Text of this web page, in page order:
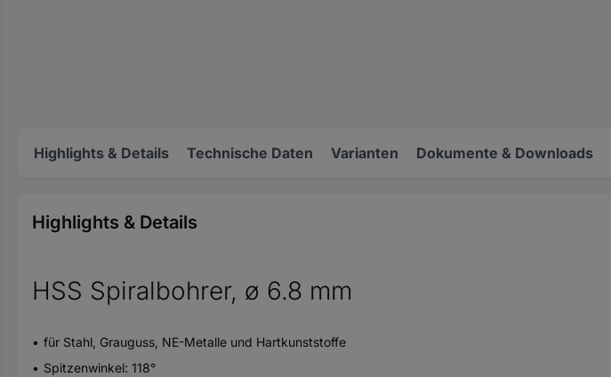
Highlights & Details Technische Daten Varianten Dokumente & Downloads
Highlights & Details
HSS Spiralbohrer, ø 6.8 mm
für Stahl, Grauguss, NE-Metalle und Hartkunststoffe
Spitzenwinkel: 118°